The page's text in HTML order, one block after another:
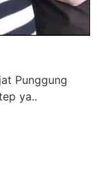
Punggung
ya..